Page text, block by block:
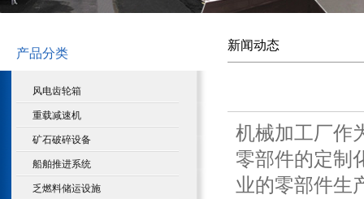
产品分类
风电齿轮箱
重载减速机
矿石破碎设备
船舶推进系统
乏燃料储运设施
新闻动态
机械加工厂作
零部件的定制
业的零部件生